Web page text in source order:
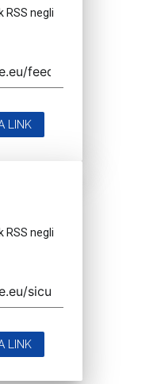
RSS negli
LINK
RSS negli
LINK